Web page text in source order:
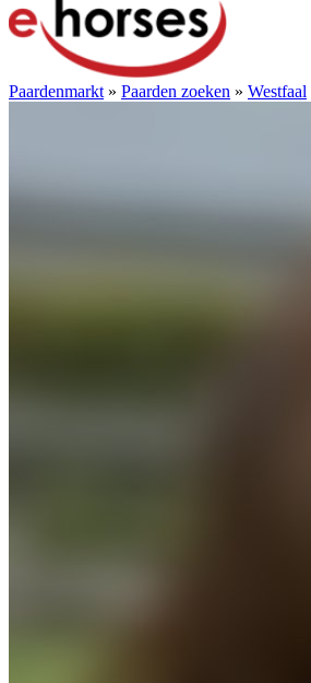
Paardenmarkt » Paarden zoeken » Westfaal